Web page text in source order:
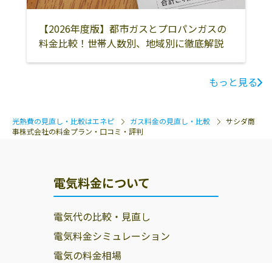
【2026年度版】都市ガスとプロパンガスの
料金比較！世帯人数別、地域別に徹底解説
もっと見る
光熱費の見直し・比較はエネピ ガス料金の見直し・比較
サシダ商
事株式会社の料金プラン・口コミ・評判
電気料金について
電気代の比較・見直し
電気料金シミュレーション
電気の料金相場